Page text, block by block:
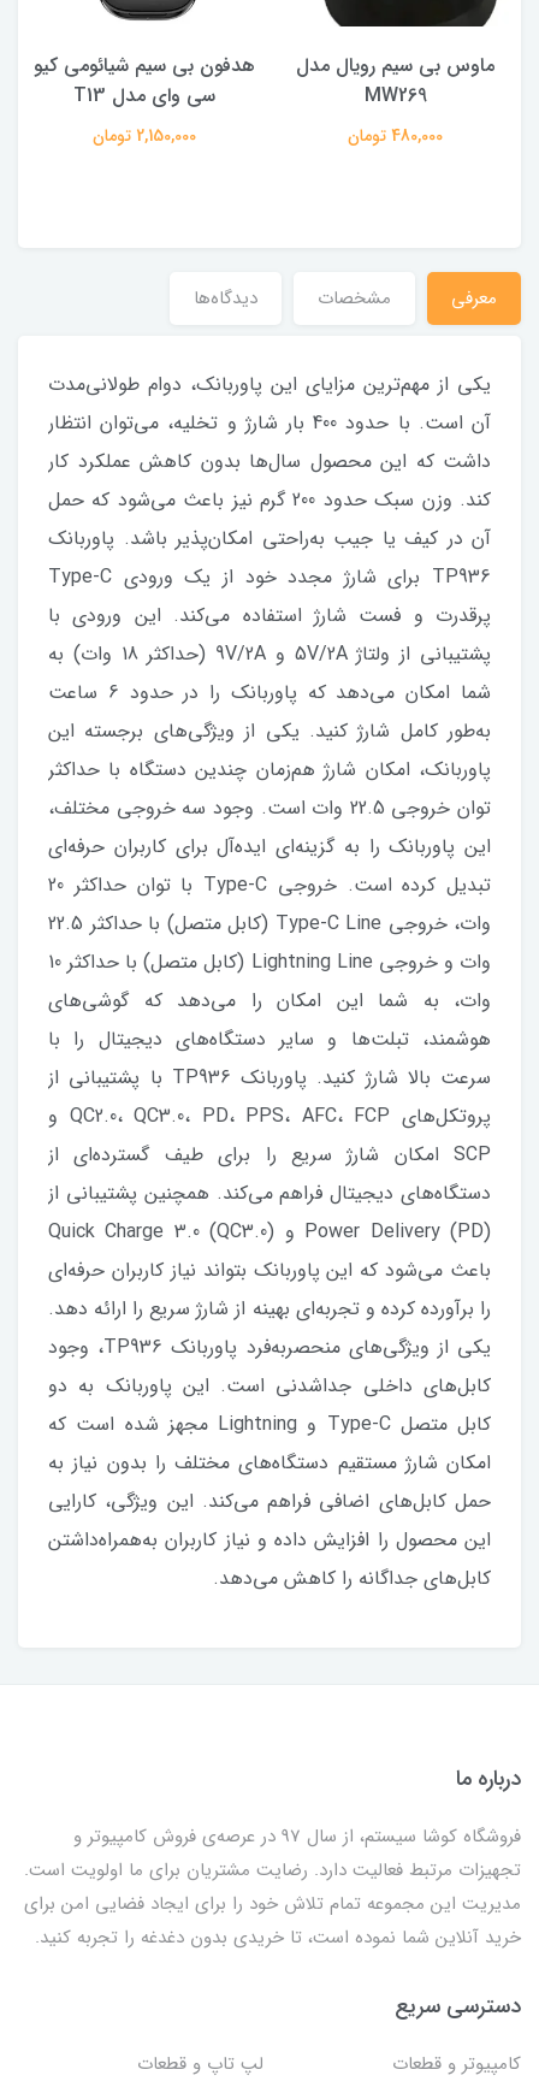
ماوس بی سیم رویال مدل
MW269
480,000 تومان
هدفون بی سیم شیائومی کیو
سی وای مدل T13
2,150,000 تومان
معرفی مشخصات دیدگاه‌ها
یکی از مهم‌ترین مزایای این پاوربانک، دوام طولانی‌مدت
آن است. با حدود 400 بار شارژ و تخلیه، می‌توان انتظار
داشت که این محصول سال‌ها بدون کاهش عملکرد کار
کند. وزن سبک حدود 200 گرم نیز باعث می‌شود که حمل
آن در کیف یا جیب به‌راحتی امکان‌پذیر باشد. پاوربانک
TP936 برای شارژ مجدد خود از یک ورودی Type-C
پرقدرت و فست شارژ استفاده می‌کند. این ورودی با
پشتیبانی از ولتاژ 5V/2A و 9V/2A (حداکثر 18 وات) به
شما امکان می‌دهد که پاوربانک را در حدود 6 ساعت
به‌طور کامل شارژ کنید. یکی از ویژگی‌های برجسته این
پاوربانک، امکان شارژ هم‌زمان چندین دستگاه با حداکثر
توان خروجی 22.5 وات است. وجود سه خروجی مختلف،
این پاوربانک را به گزینه‌ای ایده‌آل برای کاربران حرفه‌ای
تبدیل کرده است. خروجی Type-C با توان حداکثر 20
وات، خروجی Type-C Line (کابل متصل) با حداکثر 22.5
وات و خروجی Lightning Line (کابل متصل) با حداکثر 10
وات، به شما این امکان را می‌دهد که گوشی‌های
هوشمند، تبلت‌ها و سایر دستگاه‌های دیجیتال را با
سرعت بالا شارژ کنید. پاوربانک TP936 با پشتیبانی از
پروتکل‌های QC2.0، QC3.0، PD، PPS، AFC، FCP و
SCP امکان شارژ سریع را برای طیف گسترده‌ای از
دستگاه‌های دیجیتال فراهم می‌کند. همچنین پشتیبانی از
Power Delivery (PD) و Quick Charge 3.0 (QC3.0)
باعث می‌شود که این پاوربانک بتواند نیاز کاربران حرفه‌ای
را برآورده کرده و تجربه‌ای بهینه از شارژ سریع را ارائه دهد.
یکی از ویژگی‌های منحصربه‌فرد پاوربانک TP936، وجود
کابل‌های داخلی جداشدنی است. این پاوربانک به دو
کابل متصل Type-C و Lightning مجهز شده است که
امکان شارژ مستقیم دستگاه‌های مختلف را بدون نیاز به
حمل کابل‌های اضافی فراهم می‌کند. این ویژگی، کارایی
این محصول را افزایش داده و نیاز کاربران به‌همراه‌داشتن
کابل‌های جداگانه را کاهش می‌دهد.
درباره ما
فروشگاه کوشا سیستم، از سال 97 در عرصه‌ی فروش کامپیوتر و
تجهیزات مرتبط فعالیت دارد. رضایت مشتریان برای ما اولویت است.
مدیریت این مجموعه تمام تلاش خود را برای ایجاد فضایی امن برای
خرید آنلاین شما نموده است، تا خریدی بدون دغدغه را تجربه کنید.
دسترسی سریع
کامپیوتر و قطعات
لپ تاپ و قطعات